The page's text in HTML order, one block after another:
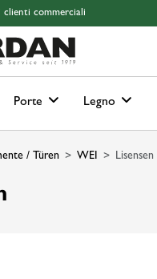
Skip to page footer
clienti commerciali
Porte Legno
/ Türen WEI Lisensen